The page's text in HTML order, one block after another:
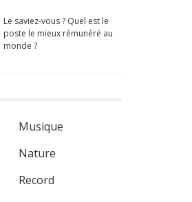
Le saviez-vous ? Quel est le
poste le mieux rémunéré au
monde ?
Musique
Nature
Record